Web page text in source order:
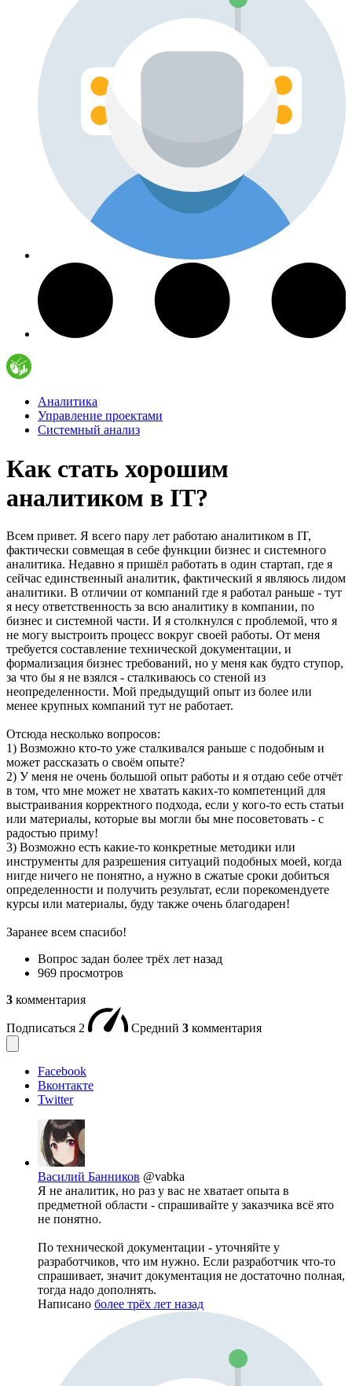
Аналитика
Управление проектами
Системный анализ
Как стать хорошим
аналитиком в IT?
Всем привет. Я всего пару лет работаю аналитиком в IT,
фактически совмещая в себе функции бизнес и системного
аналитика. Недавно я пришёл работать в один стартап, где я
сейчас единственный аналитик, фактический я являюсь лидом
аналитики. В отличии от компаний где я работал раньше - тут
я несу ответственность за всю аналитику в компании, по
бизнес и системной части. И я столкнулся с проблемой, что я
не могу выстроить процесс вокруг своей работы. От меня
требуется составление технической документации, и
формализация бизнес требований, но у меня как будто ступор,
за что бы я не взялся - сталкиваюсь со стеной из
неопределенности. Мой предыдущий опыт из более или
менее крупных компаний тут не работает.
Отсюда несколько вопросов:
1) Возможно кто-то уже сталкивался раньше с подобным и
может рассказать о своём опыте?
2) У меня не очень большой опыт работы и я отдаю себе отчёт
в том, что мне может не хватать каких-то компетенций для
выстраивания корректного подхода, если у кого-то есть статьи
или материалы, которые вы могли бы мне посоветовать - с
радостью приму!
3) Возможно есть какие-то конкретные методики или
инструменты для разрешения ситуаций подобных моей, когда
нигде ничего не понятно, а нужно в сжатые сроки добиться
определенности и получить результат, если порекомендуете
курсы или материалы, буду также очень благодарен!
Заранее всем спасибо!
Вопрос задан более трёх лет назад
969 просмотров
3 комментария
Подписаться 2 Средний 3 комментария
Facebook
Вконтакте
Twitter
Василий Банников @vabka
Я не аналитик, но раз у вас не хватает опыта в
предметной области - спрашивайте у заказчика всё ято
не понятно.
По технической документации - уточняйте у
разработчиков, что им нужно. Если разработчик что-то
спрашивает, значит документация не достаточно полная,
тогда надо дополнять.
Написано более трёх лет назад